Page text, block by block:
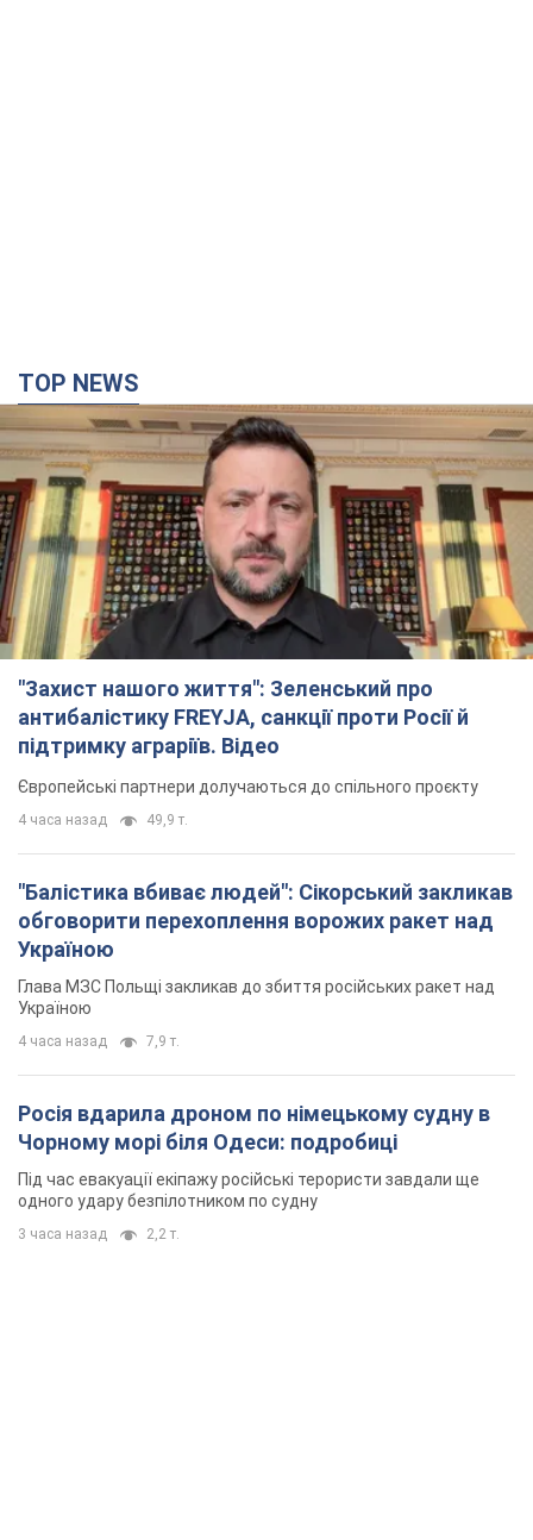
TOP NEWS
"Захист нашого життя": Зеленський про
антибалістику FREYJA, санкції проти Росії й
підтримку аграріїв. Відео
Європейські партнери долучаються до спільного проєкту
4 часа назад 49,9 т.
"Балістика вбиває людей": Сікорський закликав
обговорити перехоплення ворожих ракет над
Україною
Глава МЗС Польщі закликав до збиття російських ракет над
Україною
4 часа назад 7,9 т.
Росія вдарила дроном по німецькому судну в
Чорному морі біля Одеси: подробиці
Під час евакуації екіпажу російські терористи завдали ще
одного удару безпілотником по судну
3 часа назад 2,2 т.